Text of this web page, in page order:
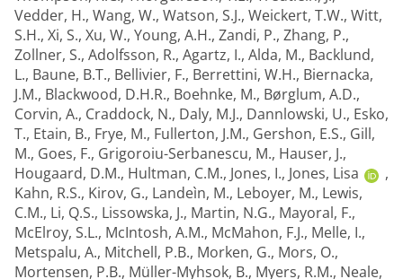
Vedder, H., Wang, W., Watson, S.J., Weickert, T.W., Witt,
S.H., Xi, S., Xu, W., Young, A.H., Zandi, P., Zhang, P.,
Zollner, S., Adolfsson, R., Agartz, I., Alda, M., Backlund,
L., Baune, B.T., Bellivier, F., Berrettini, W.H., Biernacka,
J.M., Blackwood, D.H.R., Boehnke, M., Børglum, A.D.,
Corvin, A., Craddock, N., Daly, M.J., Dannlowski, U., Esko,
T., Etain, B., Frye, M., Fullerton, J.M., Gershon, E.S., Gill,
M., Goes, F., Grigoroiu-Serbanescu, M., Hauser, J.,
Hougaard, D.M., Hultman, C.M., Jones, I., Jones, Lisa
,
Kahn, R.S., Kirov, G., Landeìn, M., Leboyer, M., Lewis,
C.M., Li, Q.S., Lissowska, J., Martin, N.G., Mayoral, F.,
McElroy, S.L., McIntosh, A.M., McMahon, F.J., Melle, I.,
Metspalu, A., Mitchell, P.B., Morken, G., Mors, O.,
Mortensen, P.B., Müller-Myhsok, B., Myers, R.M., Neale,